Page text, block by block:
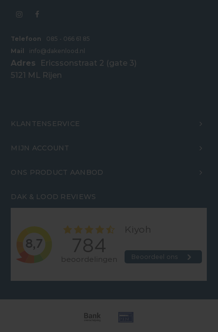
Telefoon
085 - 066 61 85
Mail
info@dakenlood.nl
Adres
Ericssonstraat 2 (gate 3)
5121 ML Rijen
KLANTENSERVICE
MIJN ACCOUNT
ONS PRODUCT AANBOD
DAK & LOOD REVIEWS